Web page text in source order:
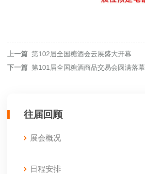
上一篇 第102届全国糖酒会云展盛大开幕
下一篇 第101届全国糖酒商品交易会圆满落幕
往届回顾
展会概况
日程安排